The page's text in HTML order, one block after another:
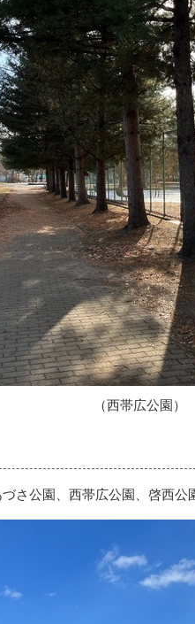
（西帯広公園）
さ公園、西帯広公園、啓西